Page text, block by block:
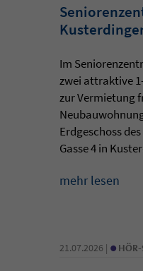
Im
zwei attraktive
zur Vermietung
Erdgeschoss
Gasse 4 in
mehr lesen
21.07.2026 | •